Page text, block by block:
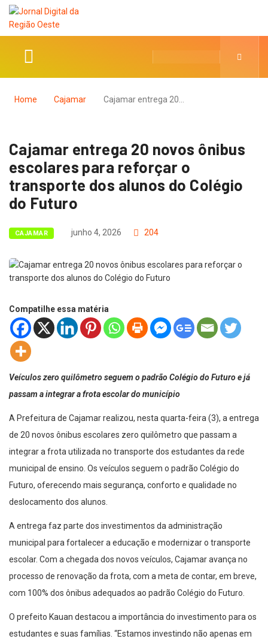
Home Cajamar Cajamar entrega 20…
Cajamar entrega 20 novos ônibus
escolares para reforçar o
transporte dos alunos do Colégio
do Futuro
CAJAMAR junho 4, 2026 204
Compatilhe essa matéria
Veículos zero quilômetro seguem o padrão Colégio do Futuro e já
passam a integrar a frota escolar do município
A Prefeitura de Cajamar realizou, nesta quarta-feira (3), a entrega
de 20 novos ônibus escolares zero quilômetro que passam a
integrar a frota utilizada no transporte dos estudantes da rede
municipal de ensino. Os veículos seguem o padrão Colégio do
Futuro, oferecendo mais segurança, conforto e qualidade no
deslocamento dos alunos.
A entrega faz parte dos investimentos da administração
municipal para fortalecer a educação e modernizar o transporte
escolar. Com a chegada dos novos veículos, Cajamar avança no
processo de renovação da frota, com a meta de contar, em breve,
com 100% dos ônibus adequados ao padrão Colégio do Futuro.
O prefeito Kauan destacou a importância do investimento para os
estudantes e suas famílias. “Estamos investindo não apenas em